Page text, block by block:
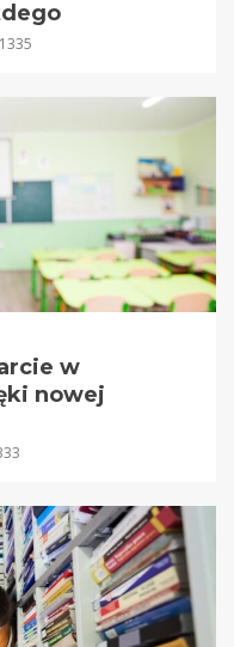
1335
w
nowej